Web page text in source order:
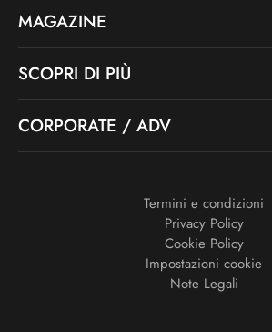
MAGAZINE
SCOPRI DI PIÙ
CORPORATE / ADV
Termini e condizioni
Privacy Policy
Cookie Policy
Impostazioni cookie
Note Legali